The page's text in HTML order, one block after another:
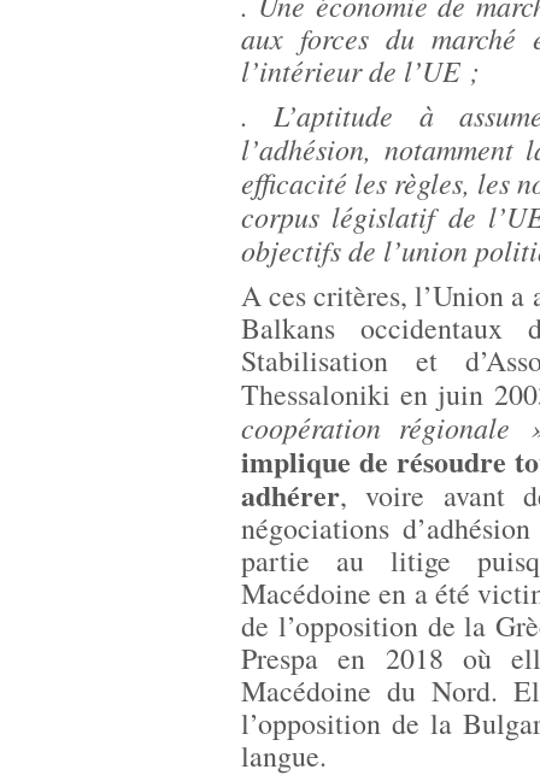
aux forces du
l’intérieur de l’UE ;
. L’aptitude à
l’adhésion,
efficacité les règles, les
corpus législatif de
objectifs de l’union
A ces critères, l’Union a
Balkans
Stabilisation et
Thessaloniki en juin
coopération
implique de résoudre
adhérer, voire avant
négociations
partie au litige
Macédoine en a été
de l’opposition de la
Prespa en 2018 où
Macédoine du Nord.
l’opposition de la
langue.